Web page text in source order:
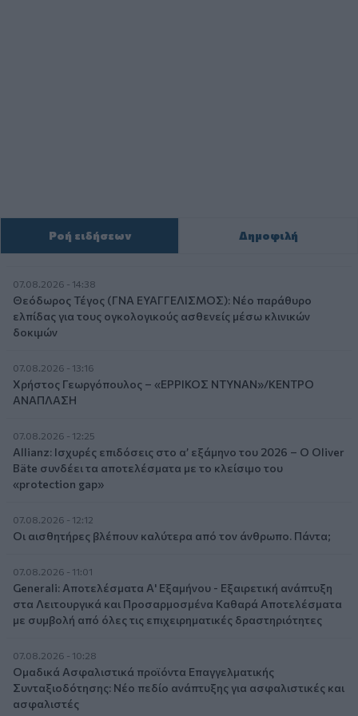
Ροή ειδήσεων Δημοφιλή
07.08.2026 - 14:38
Θεόδωρος Τέγος (ΓΝΑ ΕΥΑΓΓΕΛΙΣΜΟΣ): Νέο παράθυρο
ελπίδας για τους ογκολογικούς ασθενείς μέσω κλινικών
δοκιμών
07.08.2026 - 13:16
Χρήστος Γεωργόπουλος – «ΕΡΡΙΚΟΣ ΝΤΥΝΑΝ»/ΚΕΝΤΡΟ
ΑΝΑΠΛΑΣΗ
07.08.2026 - 12:25
Allianz: Ισχυρές επιδόσεις στο α’ εξάμηνο του 2026 – Ο Oliver
Bäte συνδέει τα αποτελέσματα με το κλείσιμο του
«protection gap»
07.08.2026 - 12:12
Οι αισθητήρες βλέπουν καλύτερα από τον άνθρωπο. Πάντα;
07.08.2026 - 11:01
Generali: Αποτελέσματα Α' Εξαμήνου - Εξαιρετική ανάπτυξη
στα Λειτουργικά και Προσαρμοσμένα Καθαρά Αποτελέσματα
με συμβολή από όλες τις επιχειρηματικές δραστηριότητες
07.08.2026 - 10:28
Ομαδικά Ασφαλιστικά προϊόντα Επαγγελματικής
Συνταξιοδότησης: Νέο πεδίο ανάπτυξης για ασφαλιστικές και
ασφαλιστές